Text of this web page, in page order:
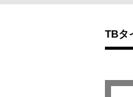
TBタ